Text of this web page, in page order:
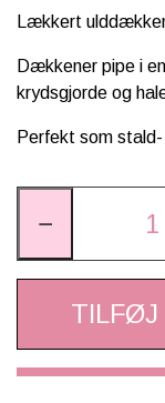
Lækkert
Dækkener pipe i
krydsgjorde og
Perfekt som
−
TILFØJ